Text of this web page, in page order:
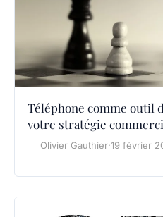
Téléphone comme outil
votre stratégie
Olivier Gauthier·19 février